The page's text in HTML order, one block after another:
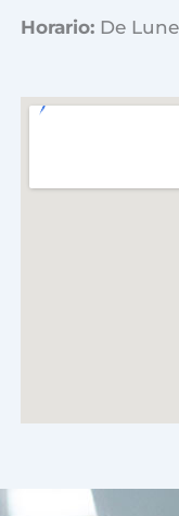
Horario: De